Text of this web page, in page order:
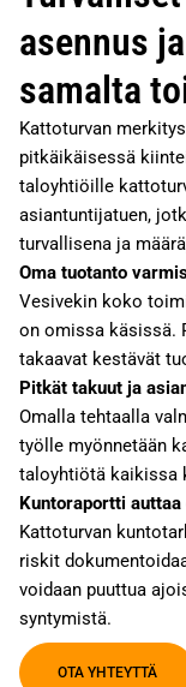
asennus
samalta
Kattoturvan
pitkäikäisessä
taloyhtiöille
asiantuntijatuen,
turvallisena ja
Oma tuotanto
Vesivekin koko
on omissa käsissä.
takaavat kestävät
Pitkät takuut ja
Omalla tehtaalla
työlle myönnetään
taloyhtiötä kaikissa
Kuntoraportti auttaa
Kattoturvan
riskit
voidaan puuttua
syntymistä.
OTA YHTEYTTÄ